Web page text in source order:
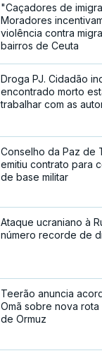
"Caçadores de
Moradores
violência contra
bairros de Ceuta
Droga PJ. Cidadão
encontrado morto
trabalhar com as
Conselho da Paz de
emitiu contrato para
de base militar
Ataque ucraniano à
número recorde de
Teerão anuncia
Omã sobre nova
de Ormuz